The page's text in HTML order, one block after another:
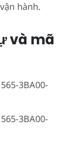
hành.
và mã
3BA00-
3BA00-